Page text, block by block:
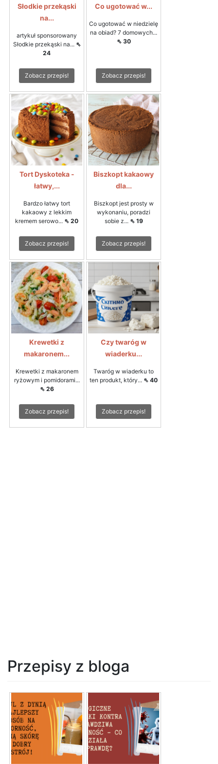
Słodkie przekąski
na...
artykuł sponsorowany
Słodkie przekąski na... ⇖
24
Zobacz przepis!
Co ugotować w...
Co ugotować w niedzielę
na obiad? 7 domowych...
⇖ 30
Zobacz przepis!
Tort Dyskoteka -
łatwy,...
Bardzo łatwy tort
kakaowy z lekkim
kremem serowo... ⇖ 20
Zobacz przepis!
Biszkopt kakaowy
dla...
Biszkopt jest prosty w
wykonaniu, poradzi
sobie z... ⇖ 19
Zobacz przepis!
Krewetki z
makaronem...
Krewetki z makaronem
ryżowym i pomidorami...
⇖ 26
Zobacz przepis!
Czy twaróg w
wiaderku...
Twaróg w wiaderku to
ten produkt, który... ⇖ 40
Zobacz przepis!
Przepisy z bloga